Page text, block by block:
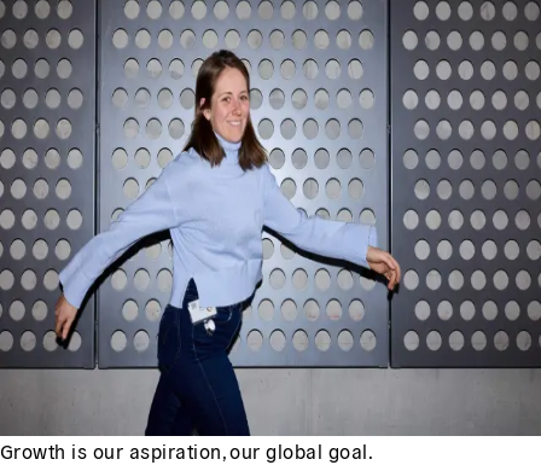
Growth is our aspiration, our global goal.